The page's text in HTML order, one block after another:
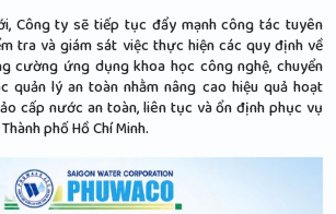
Công ty sẽ tiếp tục đẩy mạnh công tác tuyên
tra và giám sát việc thực hiện các quy định về
cường ứng dụng khoa học công nghệ, chuyển
lý an toàn nhằm nâng cao hiệu quả hoạt
cấp nước an toàn, liên tục và ổn định phục vụ
phố Hồ Chí Minh.